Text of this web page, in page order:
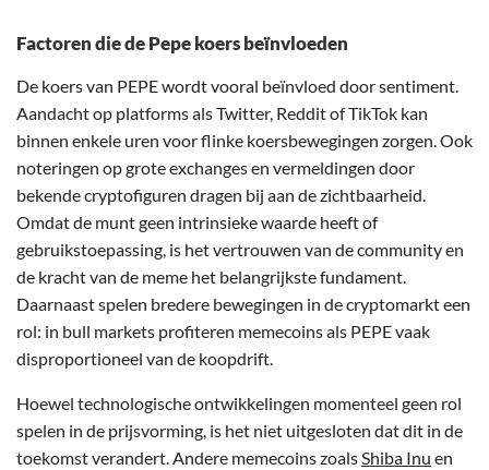
Factoren die de Pepe koers beïnvloeden
De koers van PEPE wordt vooral beïnvloed door sentiment.
Aandacht op platforms als Twitter, Reddit of TikTok kan
binnen enkele uren voor flinke koersbewegingen zorgen. Ook
noteringen op grote exchanges en vermeldingen door
bekende cryptofiguren dragen bij aan de zichtbaarheid.
Omdat de munt geen intrinsieke waarde heeft of
gebruikstoepassing, is het vertrouwen van de community en
de kracht van de meme het belangrijkste fundament.
Daarnaast spelen bredere bewegingen in de cryptomarkt een
rol: in bull markets profiteren memecoins als PEPE vaak
disproportioneel van de koopdrift.
Hoewel technologische ontwikkelingen momenteel geen rol
spelen in de prijsvorming, is het niet uitgesloten dat dit in de
toekomst verandert. Andere memecoins zoalsShiba Inu en